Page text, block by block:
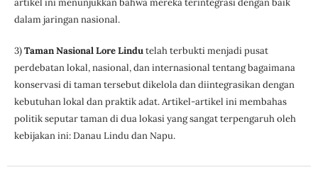
artikel ini menunjukkan bahwa mereka terintegrasi dengan baik
dalam jaringan nasional.
3)Taman Nasional Lore Lindutelah terbukti menjadi pusat
perdebatan lokal, nasional, dan internasional tentang bagaimana
konservasi di taman tersebut dikelola dan diintegrasikan dengan
kebutuhan lokal dan praktik adat. Artikel-artikel ini membahas
politik seputar taman di dua lokasi yang sangat terpengaruh oleh
kebijakan ini: Danau Lindu dan Napu.